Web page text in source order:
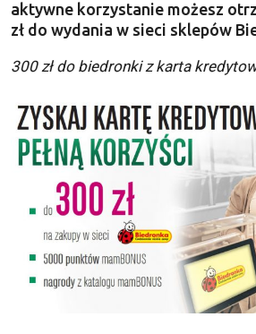
aktywne korzystanie możesz
zł do wydania w sieci sklepów
300 zł do biedronki z karta